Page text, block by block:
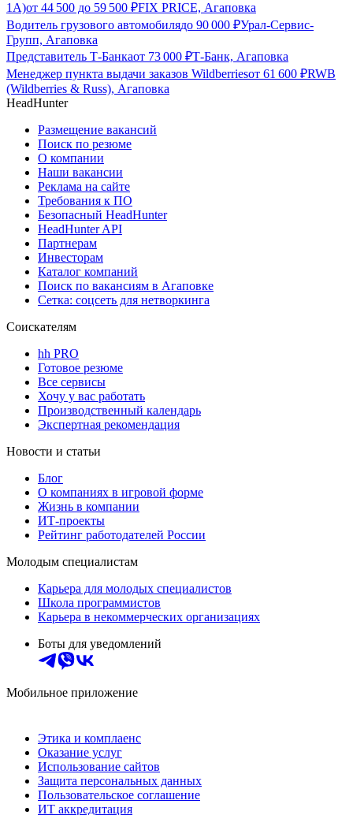
1А)от 44 500 до 59 500 ₽FIX PRICE, Агаповка
Водитель грузового автомобилядо 90 000 ₽Урал-Сервис-
Групп, Агаповка
Представитель Т-Банкаот 73 000 ₽Т-Банк, Агаповка
Менеджер пункта выдачи заказов Wildberriesот 61 600 ₽RWB
(Wildberries & Russ), Агаповка
HeadHunter
Размещение вакансий
Поиск по резюме
О компании
Наши вакансии
Реклама на сайте
Требования к ПО
Безопасный HeadHunter
HeadHunter API
Партнерам
Инвесторам
Каталог компаний
Поиск по вакансиям в Агаповке
Сетка: соцсеть для нетворкинга
Соискателям
hh PRO
Готовое резюме
Все сервисы
Хочу у вас работать
Производственный календарь
Экспертная рекомендация
Новости и статьи
Блог
О компаниях в игровой форме
Жизнь в компании
ИТ-проекты
Рейтинг работодателей России
Молодым специалистам
Карьера для молодых специалистов
Школа программистов
Карьера в некоммерческих организациях
Боты для уведомлений
Мобильное приложение
Этика и комплаенс
Оказание услуг
Использование сайтов
Защита персональных данных
Пользовательское соглашение
ИТ аккредитация